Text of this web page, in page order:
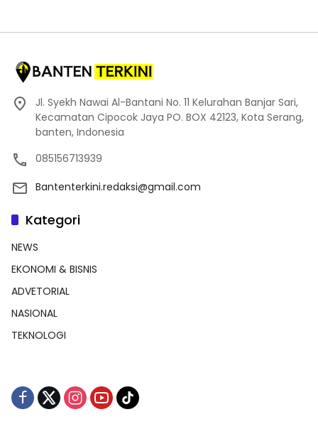
Jl. Syekh Nawai Al-Bantani No. 11 Kelurahan Banjar Sari,
Kecamatan Cipocok Jaya PO. BOX 42123, Kota Serang,
banten, Indonesia
085156713939
Bantenterkini.redaksi@gmail.com
Kategori
NEWS
EKONOMI & BISNIS
ADVETORIAL
NASIONAL
TEKNOLOGI